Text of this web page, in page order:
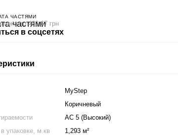
ЧАСТЯМИ
по 460.67 грн
в соцсетях
MyStep
Коричневый
АС 5 (Высокий)
упаковке, м.кв
1,293 м²